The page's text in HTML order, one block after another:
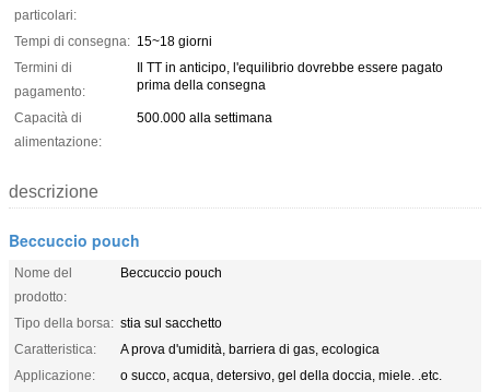
particolari:
Tempi di consegna: 15~18 giorni
Termini di
pagamento:
Il TT in anticipo, l'equilibrio dovrebbe essere pagato
prima della consegna
Capacità di
alimentazione:
500.000 alla settimana
descrizione
Beccuccio pouch
Nome del
prodotto:
Beccuccio pouch
Tipo della borsa: stia sul sacchetto
Caratteristica:
A prova d'umidità, barriera di gas, ecologica
Applicazione:
o succo, acqua, detersivo, gel della doccia, miele. .etc.